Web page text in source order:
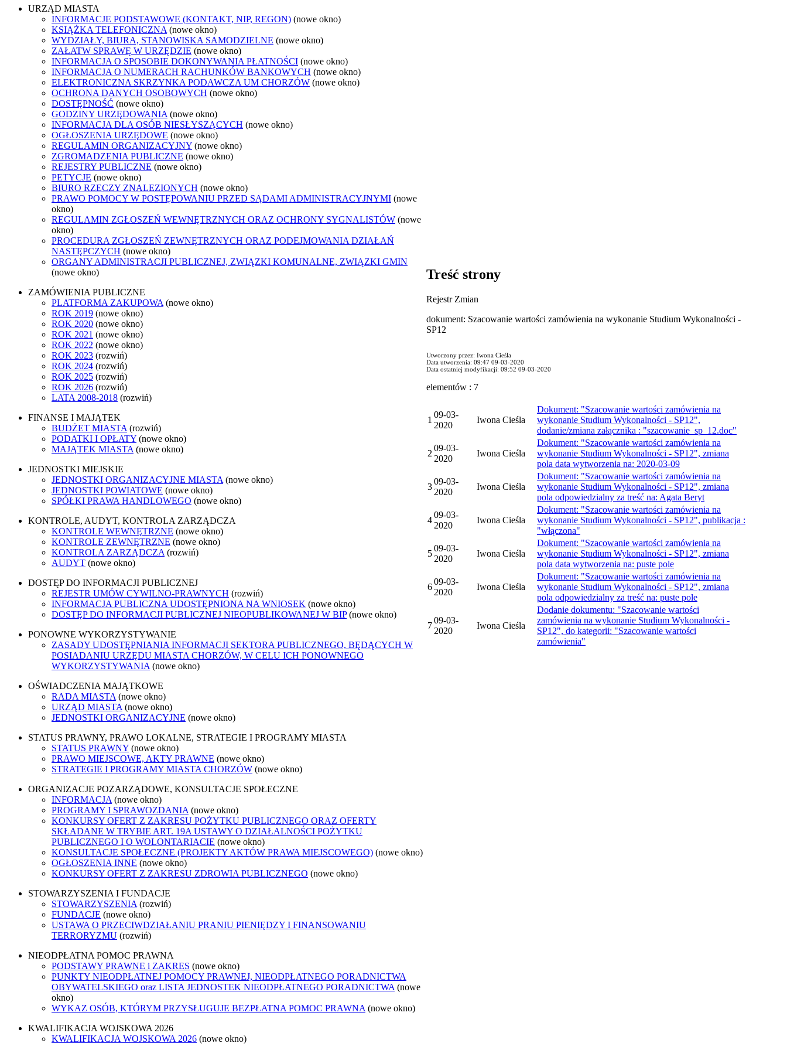
URZĄD MIASTA
INFORMACJE PODSTAWOWE (KONTAKT, NIP, REGON) (nowe okno)
KSIĄŻKA TELEFONICZNA (nowe okno)
WYDZIAŁY, BIURA, STANOWISKA SAMODZIELNE (nowe okno)
ZAŁATW SPRAWĘ W URZĘDZIE (nowe okno)
INFORMACJA O SPOSOBIE DOKONYWANIA PŁATNOŚCI (nowe okno)
INFORMACJA O NUMERACH RACHUNKÓW BANKOWYCH (nowe okno)
ELEKTRONICZNA SKRZYNKA PODAWCZA UM CHORZÓW (nowe okno)
OCHRONA DANYCH OSOBOWYCH (nowe okno)
DOSTĘPNOŚĆ (nowe okno)
GODZINY URZĘDOWANIA (nowe okno)
INFORMACJA DLA OSÓB NIESŁYSZĄCYCH (nowe okno)
OGŁOSZENIA URZĘDOWE (nowe okno)
REGULAMIN ORGANIZACYJNY (nowe okno)
ZGROMADZENIA PUBLICZNE (nowe okno)
REJESTRY PUBLICZNE (nowe okno)
PETYCJE (nowe okno)
BIURO RZECZY ZNALEZIONYCH (nowe okno)
PRAWO POMOCY W POSTĘPOWANIU PRZED SĄDAMI ADMINISTRACYJNYMI (nowe
okno)
REGULAMIN ZGŁOSZEŃ WEWNĘTRZNYCH ORAZ OCHRONY SYGNALISTÓW (nowe
okno)
PROCEDURA ZGŁOSZEŃ ZEWNĘTRZNYCH ORAZ PODEJMOWANIA DZIAŁAŃ
NASTĘPCZYCH (nowe okno)
ORGANY ADMINISTRACJI PUBLICZNEJ, ZWIĄZKI KOMUNALNE, ZWIĄZKI GMIN
(nowe okno)
ZAMÓWIENIA PUBLICZNE
PLATFORMA ZAKUPOWA (nowe okno)
ROK 2019 (nowe okno)
ROK 2020 (nowe okno)
ROK 2021 (nowe okno)
ROK 2022 (nowe okno)
ROK 2023 (rozwiń)
ROK 2024 (rozwiń)
ROK 2025 (rozwiń)
ROK 2026 (rozwiń)
LATA 2008-2018 (rozwiń)
FINANSE I MAJĄTEK
BUDŻET MIASTA (rozwiń)
PODATKI I OPŁATY (nowe okno)
MAJĄTEK MIASTA (nowe okno)
JEDNOSTKI MIEJSKIE
JEDNOSTKI ORGANIZACYJNE MIASTA (nowe okno)
JEDNOSTKI POWIATOWE (nowe okno)
SPÓŁKI PRAWA HANDLOWEGO (nowe okno)
KONTROLE, AUDYT, KONTROLA ZARZĄDCZA
KONTROLE WEWNĘTRZNE (nowe okno)
KONTROLE ZEWNĘTRZNE (nowe okno)
KONTROLA ZARZĄDCZA (rozwiń)
AUDYT (nowe okno)
DOSTĘP DO INFORMACJI PUBLICZNEJ
REJESTR UMÓW CYWILNO-PRAWNYCH (rozwiń)
INFORMACJA PUBLICZNA UDOSTĘPNIONA NA WNIOSEK (nowe okno)
DOSTĘP DO INFORMACJI PUBLICZNEJ NIEOPUBLIKOWANEJ W BIP (nowe okno)
PONOWNE WYKORZYSTYWANIE
ZASADY UDOSTĘPNIANIA INFORMACJI SEKTORA PUBLICZNEGO, BĘDĄCYCH W
POSIADANIU URZĘDU MIASTA CHORZÓW, W CELU ICH PONOWNEGO
WYKORZYSTYWANIA (nowe okno)
OŚWIADCZENIA MAJĄTKOWE
RADA MIASTA (nowe okno)
URZĄD MIASTA (nowe okno)
JEDNOSTKI ORGANIZACYJNE (nowe okno)
STATUS PRAWNY, PRAWO LOKALNE, STRATEGIE I PROGRAMY MIASTA
STATUS PRAWNY (nowe okno)
PRAWO MIEJSCOWE, AKTY PRAWNE (nowe okno)
STRATEGIE I PROGRAMY MIASTA CHORZÓW (nowe okno)
ORGANIZACJE POZARZĄDOWE, KONSULTACJE SPOŁECZNE
INFORMACJA (nowe okno)
PROGRAMY I SPRAWOZDANIA (nowe okno)
KONKURSY OFERT Z ZAKRESU POŻYTKU PUBLICZNEGO ORAZ OFERTY
SKŁADANE W TRYBIE ART. 19A USTAWY O DZIAŁALNOŚCI POŻYTKU
PUBLICZNEGO I O WOLONTARIACIE (nowe okno)
KONSULTACJE SPOŁECZNE (PROJEKTY AKTÓW PRAWA MIEJSCOWEGO) (nowe okno)
OGŁOSZENIA INNE (nowe okno)
KONKURSY OFERT Z ZAKRESU ZDROWIA PUBLICZNEGO (nowe okno)
STOWARZYSZENIA I FUNDACJE
STOWARZYSZENIA (rozwiń)
FUNDACJE (nowe okno)
USTAWA O PRZECIWDZIAŁANIU PRANIU PIENIĘDZY I FINANSOWANIU
TERRORYZMU (rozwiń)
NIEODPŁATNA POMOC PRAWNA
PODSTAWY PRAWNE i ZAKRES (nowe okno)
PUNKTY NIEODPŁATNEJ POMOCY PRAWNEJ, NIEODPŁATNEGO PORADNICTWA
OBYWATELSKIEGO oraz LISTA JEDNOSTEK NIEODPŁATNEGO PORADNICTWA (nowe
okno)
WYKAZ OSÓB, KTÓRYM PRZYSŁUGUJE BEZPŁATNA POMOC PRAWNA (nowe okno)
KWALIFIKACJA WOJSKOWA 2026
KWALIFIKACJA WOJSKOWA 2026 (nowe okno)
Treść strony
Rejestr Zmian
dokument: Szacowanie wartości zamówienia na wykonanie Studium Wykonalności -
SP12
Utworzony przez: Iwona Cieśla
Data utworzenia: 09:47 09-03-2020
Data ostatniej modyfikacji: 09:52 09-03-2020
elementów : 7
1
09-03-
2020
Iwona Cieśla
Dokument: "Szacowanie wartości zamówienia na
wykonanie Studium Wykonalności - SP12",
dodanie/zmiana załącznika : "szacowanie_sp_12.doc"
2
09-03-
2020
Iwona Cieśla
Dokument: "Szacowanie wartości zamówienia na
wykonanie Studium Wykonalności - SP12", zmiana
pola data wytworzenia na: 2020-03-09
3
09-03-
2020
Iwona Cieśla
Dokument: "Szacowanie wartości zamówienia na
wykonanie Studium Wykonalności - SP12", zmiana
pola odpowiedzialny za treść na: Agata Beryt
4
09-03-
2020
Iwona Cieśla
Dokument: "Szacowanie wartości zamówienia na
wykonanie Studium Wykonalności - SP12", publikacja :
"włączona"
5
09-03-
2020
Iwona Cieśla
Dokument: "Szacowanie wartości zamówienia na
wykonanie Studium Wykonalności - SP12", zmiana
pola data wytworzenia na: puste pole
6
09-03-
2020
Iwona Cieśla
Dokument: "Szacowanie wartości zamówienia na
wykonanie Studium Wykonalności - SP12", zmiana
pola odpowiedzialny za treść na: puste pole
7
09-03-
2020
Iwona Cieśla
Dodanie dokumentu: "Szacowanie wartości
zamówienia na wykonanie Studium Wykonalności -
SP12", do kategorii: "Szacowanie wartości
zamówienia"